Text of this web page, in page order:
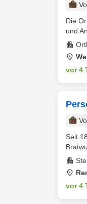
Die
und
vor 4
Seit
vor 4